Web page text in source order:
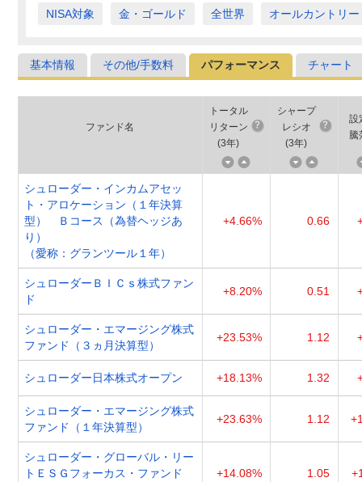
NISA対象 金・ゴールド 全世界 オールカントリー
基本情報 その他/手数料 パフォーマンス チャート
ファンド名
トータル
リターン
(3年)
シャープ
レシオ
(3年)
設
騰
シュローダー・インカムアセッ
ト・アロケーション（１年決算
型） Ｂコース（為替ヘッジあ
り）
（愛称：グランツール１年）
+4.66% 0.66
シュローダーＢＩＣｓ株式ファン
ド
+8.20% 0.51
シュローダー・エマージング株式
ファンド（３ヵ月決算型）
+23.53% 1.12
シュローダー日本株式オープン +18.13% 1.32
シュローダー・エマージング株式
ファンド（１年決算型）
+23.63% 1.12
シュローダー・グローバル・リー
トＥＳＧフォーカス・ファンド
+14.08% 1.05